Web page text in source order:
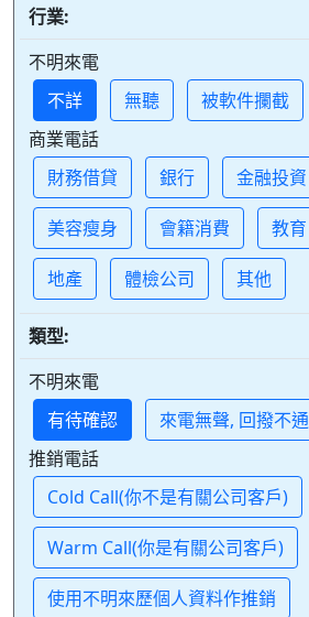
行業:
不明來電
不詳
無聽
被軟件攔截
商業電話
財務借貸
銀行 金融投資
美容瘦身 會籍消費 教育
地產 體檢公司 其他
類型:
不明來電
有待確認
來電無聲, 回撥不通
推銷電話
Cold Call(你不是有關公司客戶)
Warm Call(你是有關公司客戶)
使用不明來歷個人資料作推銷